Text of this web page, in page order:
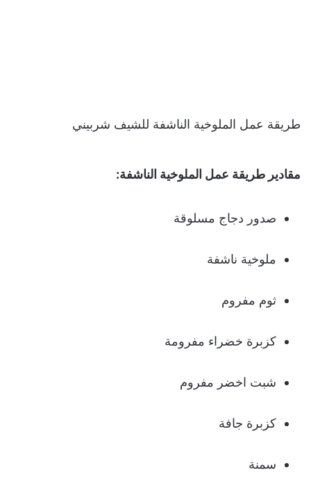
طريقة عمل الملوخية الناشفة للشيف شربيني
مقادير طريقة عمل الملوخية الناشفة:
صدور دجاج مسلوقة
ملوخية ناشفة
ثوم مفروم
كزبرة خضراء مفرومة
شبت اخضر مفروم
كزبرة جافة
سمنة